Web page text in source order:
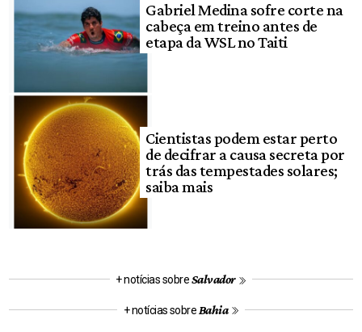
Gabriel Medina sofre corte na
cabeça em treino antes de
etapa da WSL no Taiti
Cientistas podem estar perto
de decifrar a causa secreta por
trás das tempestades solares;
saiba mais
+ notícias sobreSalvador
+ notícias sobre Bahia